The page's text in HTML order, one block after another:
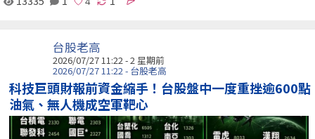
台股老高
2026/07/27 11:22 - 2 星期前
2026/07/27 11:22 - 台股老高
科技巨頭財報前資金縮手！台股盤中一度重挫逾600點
油氣、無人機成空軍靶心